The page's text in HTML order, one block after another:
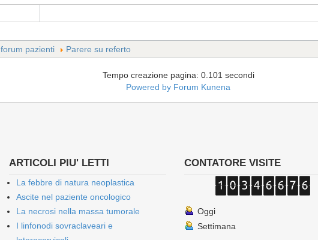
forum pazienti Parere su referto
Tempo creazione pagina: 0.101 secondi
Powered by Forum Kunena
ARTICOLI PIU' LETTI
La febbre di natura neoplastica
Ascite nel paziente oncologico
La necrosi nella massa tumorale
I linfonodi sovraclaveari e
CONTATORE VISITE
Oggi
Settimana